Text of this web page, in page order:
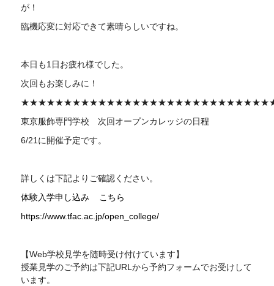
が！
臨機応変に対応できて素晴らしいですね。
本日も1日お疲れ様でした。
次回もお楽しみに！
東京服飾専門学校 次回オープンカレッジの日程
6/21に開催予定です。
詳しくは下記よりご確認ください。
体験入学申し込み こちら
https://www.tfac.ac.jp/open_college/
【Web学校見学を随時受け付けています】
授業見学のご予約は下記URLから予約フォームでお受けして
います。